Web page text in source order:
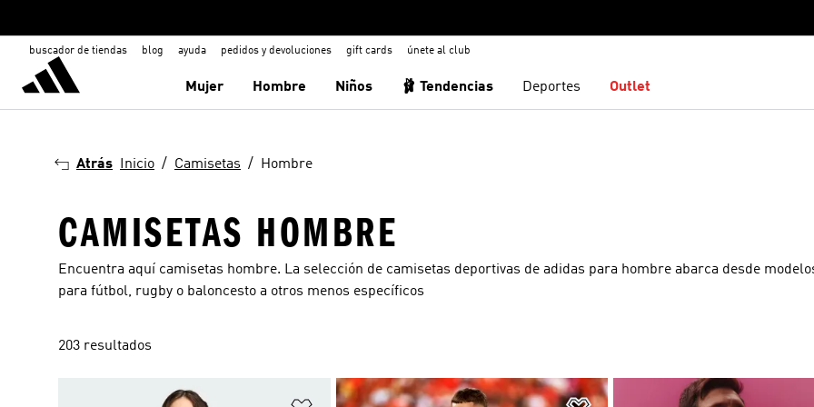
buscador de tiendas blog ayuda pedidos y devoluciones gift cards únete al club
Mujer Hombre Niños 🩰 Tendencias Deportes Outlet
Atrás Inicio Camisetas Hombre
CAMISETAS HOMBRE
Encuentra aquí camisetas hombre. La selección de camisetas deportivas de adidas para hombre abarca desde
para fútbol, rugby o baloncesto a otros menos específicos
203 resultados
Añadir a la lista de deseos Añadir a la lista de deseos